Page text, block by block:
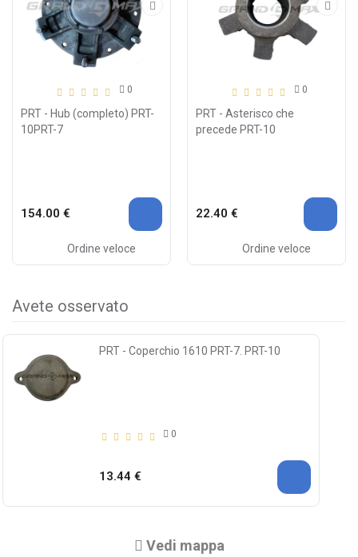
0
PRT - Hub (completo) PRT-
10PRT-7
154.00 €
Ordine veloce
0
PRT - Asterisco che
precede PRT-10
22.40 €
Ordine veloce
Avete osservato
PRT - Coperchio 1610 PRT-7. PRT-10
0
13.44 €
Vedi mappa